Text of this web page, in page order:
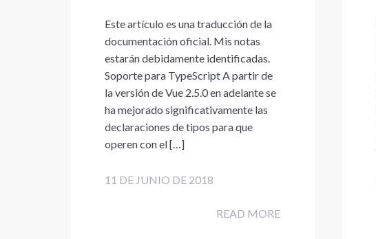
Este artículo es una traducción de la
documentación oficial. Mis notas
estarán debidamente identificadas.
Soporte para TypeScript A partir de
la versión de Vue 2.5.0 en adelante se
ha mejorado significativamente las
declaraciones de tipos para que
operen con el […]
11 DE JUNIO DE 2018
READ MORE